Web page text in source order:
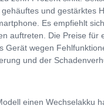
und gestärktes
Es empfiehlt
auftreten. Die Preise für
Gerät wegen
und der
einen Wechselakku